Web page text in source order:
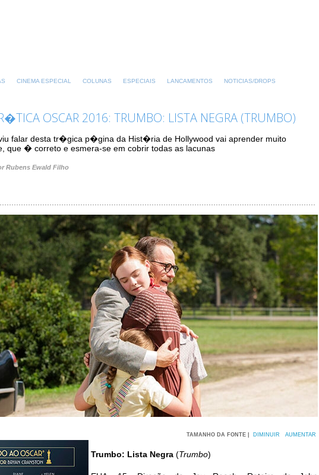
CINEMA ESPECIAL COLUNAS ESPECIAIS LANCAMENTOS NOTICIAS/DROPS
OSCAR 2016: TRUMBO: LISTA NEGRA (TRUMBO)
falar desta tr�gica p�gina da Hist�ria de Hollywood vai aprender muito
que � correto e esmera-se em cobrir todas as lacunas
Rubens Ewald Filho
TAMANHO DA FONTE | DIMINUIR AUMENTAR
Trumbo: Lista Negra (Trumbo)